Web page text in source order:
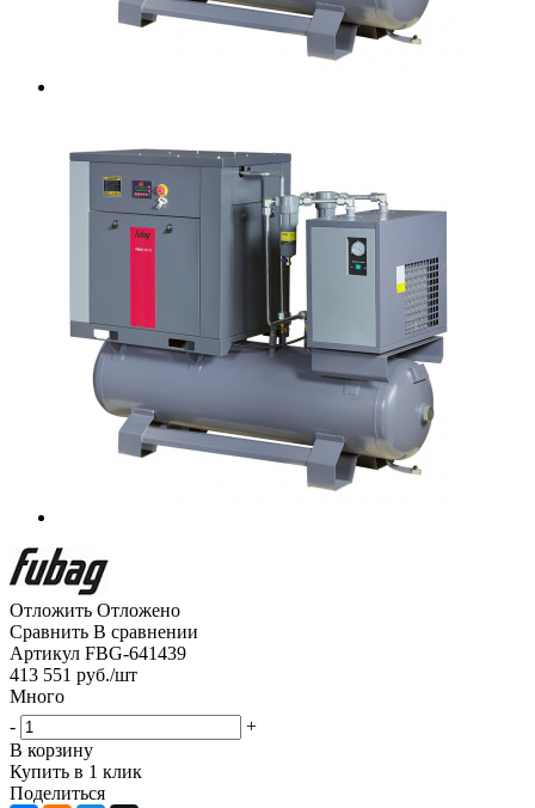
Отложить Отложено
Сравнить В сравнении
Артикул FBG-641439
413 551 руб./шт
Много
-
+
В корзину
Купить в 1 клик
Поделиться